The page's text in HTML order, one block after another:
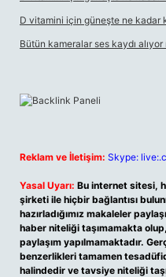
D vitamini için güneşte ne kadar
Bütün kameralar ses kaydı alıyor
Reklam ve İletişim: Skype:
Yasal Uyarı: Bu internet sitesi,
şirketi ile hiçbir bağlantısı
hazırladığımız makaleler
haber niteliği taşımamakta
paylaşım yapılmamaktadır.
benzerlikleri tamamen
halindedir ve tavsiye niteliği